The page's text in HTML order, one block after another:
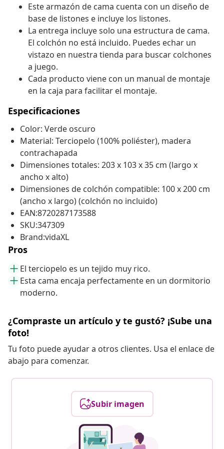
Este armazón de cama cuenta con un diseño de
base de listones e incluye los listones.
La entrega incluye solo una estructura de cama.
El colchón no está incluido. Puedes echar un
vistazo en nuestra tienda para buscar colchones
a juego.
Cada producto viene con un manual de montaje
en la caja para facilitar el montaje.
Especificaciones
Color: Verde oscuro
Material: Terciopelo (100% poliéster), madera
contrachapada
Dimensiones totales: 203 x 103 x 35 cm (largo x
ancho x alto)
Dimensiones de colchón compatible: 100 x 200 cm
(ancho x largo) (colchón no incluido)
EAN:8720287173588
SKU:347309
Brand:vidaXL
Pros
El terciopelo es un tejido muy rico.
Esta cama encaja perfectamente en un dormitorio
moderno.
¿Compraste un artículo y te gustó? ¡Sube una
foto!
Tu foto puede ayudar a otros clientes. Usa el enlace de
abajo para comenzar.
Subir imagen